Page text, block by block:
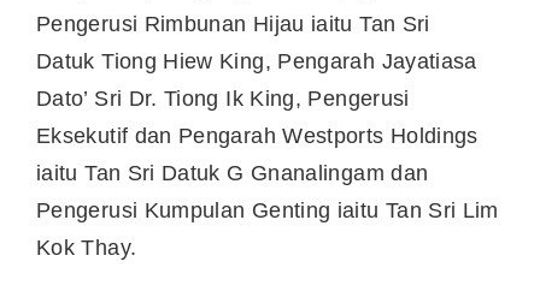
Pengerusi Rimbunan Hijau iaitu Tan Sri
Datuk Tiong Hiew King, Pengarah Jayatiasa
Dato’ Sri Dr. Tiong Ik King, Pengerusi
Eksekutif dan Pengarah Westports Holdings
iaitu Tan Sri Datuk G Gnanalingam dan
Pengerusi Kumpulan Genting iaitu Tan Sri Lim
Kok Thay.